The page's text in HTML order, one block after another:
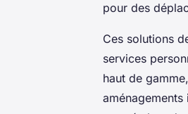
pour des
Ces solutions
services
haut de